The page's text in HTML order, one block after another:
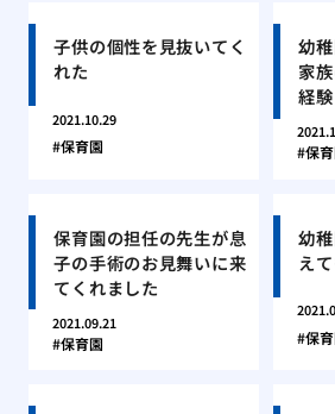
子供の個性を見抜いてく
れた
2021.10.29
保育園
幼
家
経験
保
保育園の担任の先生が息
子の手術のお見舞いに来
てくれました
2021.09.21
保育園
幼
え
保